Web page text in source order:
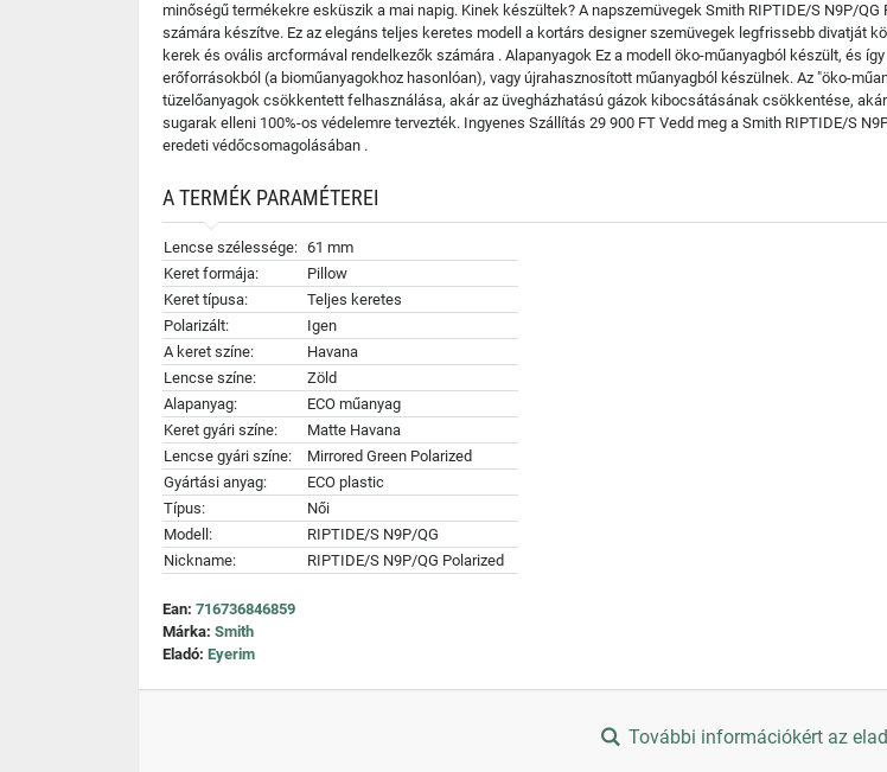
minőségű termékekre esküszik a mai napig. Kinek készültek? A napszemüvegek Smith RIPTIDE/S N9P/
számára készítve. Ez az elegáns teljes keretes modell a kortárs designer szemüvegek legfrissebb divatját
kerek és ovális arcformával rendelkezők számára . Alapanyagok Ez a modell öko-műanyagból készült, és
erőforrásokból (a bioműanyagokhoz hasonlóan), vagy újrahasznosított műanyagból készülnek. Az "öko-
tüzelőanyagok csökkentett felhasználása, akár az üvegházhatású gázok kibocsátásának csökkentése,
sugarak elleni 100%-os védelemre tervezték. Ingyenes Szállítás 29 900 FT Vedd meg a Smith RIPTIDE/S
eredeti védőcsomagolásában .
A TERMÉK PARAMÉTEREI
Lencse szélessége: 61 mm
Keret formája:
Pillow
Keret típusa:
Teljes keretes
Polarizált:
Igen
A keret színe:
Havana
Lencse színe:
Zöld
Alapanyag:
ECO műanyag
Keret gyári színe:
Matte Havana
Lencse gyári színe:
Mirrored Green Polarized
Gyártási anyag:
ECO plastic
Típus:
Női
Modell:
RIPTIDE/S N9P/QG
Nickname:
RIPTIDE/S N9P/QG Polarized
Ean: 716736846859
Márka: Smith
Eladó: Eyerim
További információkért az